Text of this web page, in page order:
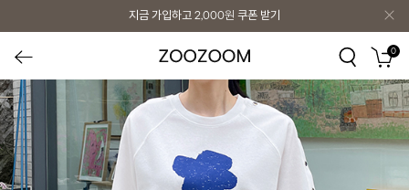
지금 가입하고 2,000원 쿠폰 받기
0